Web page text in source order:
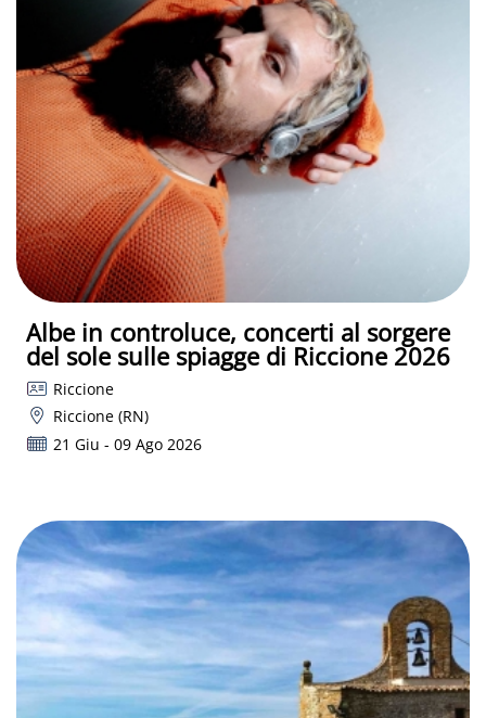
Albe in controluce, concerti al sorgere
del sole sulle spiagge di Riccione 2026
Riccione
Riccione (RN)
21 Giu - 09 Ago 2026